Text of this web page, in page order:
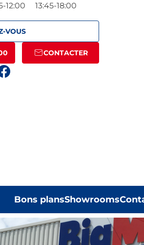
12:00 13:45-18:00
VOUS
CONTACTER
Bons plansShowrooms